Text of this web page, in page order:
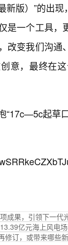
新版）”的出
是一个工具
改变我们沟
意，最终在
“17c—5c起草
成果，引领下一代
13.39亿元海上风
修订，或带来哪些